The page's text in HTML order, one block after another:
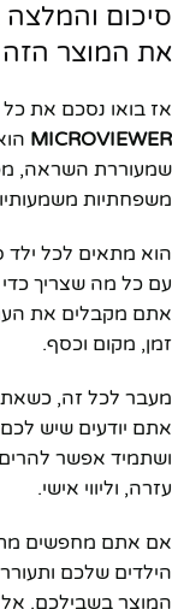
סיכום
את המוצר הזה
אז בואו נסכם את כל
MICROVIEWER
שמעוררת השראה,
משפחתיות
אתם מקבלים את
זמן, מקום וכסף.
מעבר לכל זה,
אתם יודעים שיש
ושתמיד אפשר
עזרה, וליווי אישי.
אם אתם מחפשים
הילדים שלכם
המוצר בשבילכם.